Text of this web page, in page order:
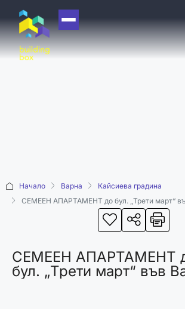
НАЧАЛО
ПРОДАЙ
МАШИНА НА
ВРЕМЕТО
Начало Варна
Кайсиева градина
СЕМЕЕН АПАРТАМЕНТ до бул. „Трети март“
СЕМЕЕН АПАРТАМЕНТ
бул. „Трети март“ във